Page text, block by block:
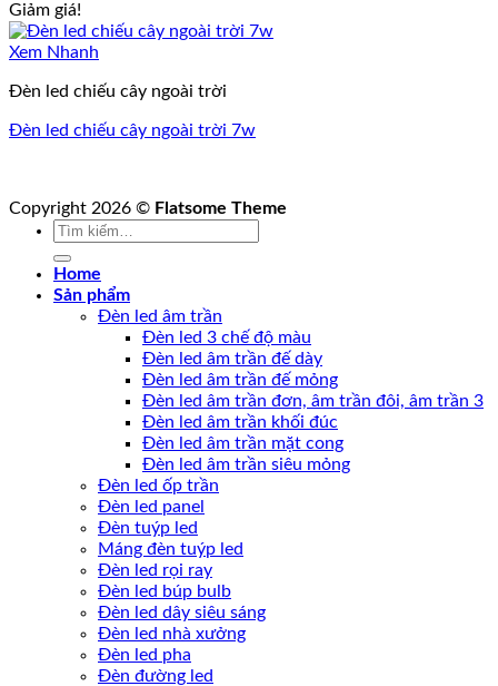
Giảm giá!
Xem Nhanh
Đèn led chiếu cây ngoài trời
Đèn led chiếu cây ngoài trời 7w
Copyright 2026 © Flatsome Theme
Tìm
Home
Sản phẩm
Đèn led âm trần
Đèn led 3 chế độ màu
Đèn led âm trần đế dày
Đèn led âm trần đế mỏng
Đèn led âm trần đơn, âm trần đôi, âm trần 3
Đèn led âm trần khối đúc
Đèn led âm trần mặt cong
Đèn led âm trần siêu mỏng
Đèn led ốp trần
Đèn led panel
Đèn tuýp led
Máng đèn tuýp led
Đèn led rọi ray
Đèn led búp bulb
Đèn led dây siêu sáng
Đèn led nhà xưởng
Đèn led pha
Đèn đường led